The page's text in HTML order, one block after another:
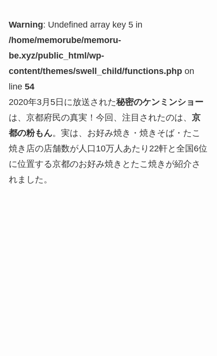
Warning: Undefined array key 5 in
/home/memorube/memoru-
be.xyz/public_html/wp-
content/themes/swell_child/functions.phpon
line 54
2020年3月5日に放送された秘密のケンミンショー
は、京都府民の真実！今回、注目されたのは、 京
都の粉もん。実は、お好み焼き・焼きそば・たこ
焼き店の店舗数が人口10万人あたり22軒と全国6位
に位置する京都のお好み焼きとたこ焼きが紹介さ
れました。